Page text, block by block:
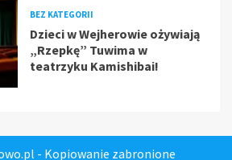
BEZ KATEGORII
Dzieci w Wejherowie ożywiają
„Rzepkę” Tuwima w
teatrzyku Kamishibai!
- Kopiowanie zabronione